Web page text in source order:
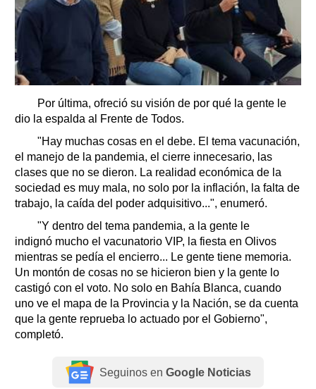
Por última, ofreció su visión de por qué la gente le
dio la espalda al Frente de Todos.
"Hay muchas cosas en el debe. El tema vacunación,
el manejo de la pandemia, el cierre innecesario, las
clases que no se dieron. La realidad económica de la
sociedad es muy mala, no solo por la inflación, la falta de
trabajo, la caída del poder adquisitivo...", enumeró.
"Y dentro del tema pandemia, a la gente le
indignó mucho el vacunatorio VIP, la fiesta en Olivos
mientras se pedía el encierro... Le gente tiene memoria.
Un montón de cosas no se hicieron bien y la gente lo
castigó con el voto. No solo en Bahía Blanca, cuando
uno ve el mapa de la Provincia y la Nación, se da cuenta
que la gente reprueba lo actuado por el Gobierno",
completó.
Seguinos en Google Noticias